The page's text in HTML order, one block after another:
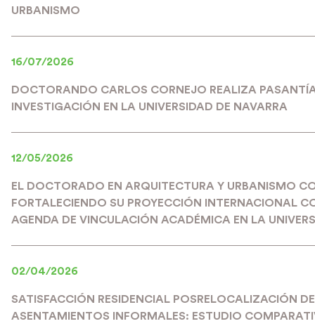
URBANISMO
16/07/2026
DOCTORANDO CARLOS CORNEJO REALIZA
INVESTIGACIÓN EN LA UNIVERSIDAD DE NAVARRA
12/05/2026
EL DOCTORADO EN ARQUITECTURA Y URBANISMO
FORTALECIENDO SU PROYECCIÓN INTERNACIONAL
AGENDA DE VINCULACIÓN ACADÉMICA EN LA
02/04/2026
SATISFACCIÓN RESIDENCIAL POSRELOCALIZACIÓN DE
ASENTAMIENTOS INFORMALES: ESTUDIO